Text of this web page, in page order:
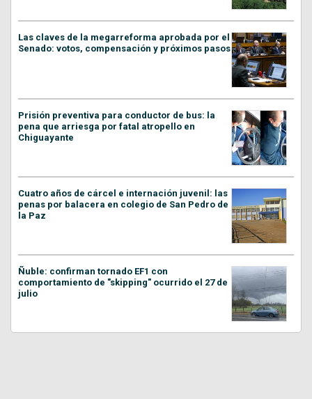
Las claves de la megarreforma aprobada por el
Senado: votos, compensación y próximos pasos
Prisión preventiva para conductor de bus: la
pena que arriesga por fatal atropello en
Chiguayante
Cuatro años de cárcel e internación juvenil: las
penas por balacera en colegio de San Pedro de
la Paz
Ñuble: confirman tornado EF1 con
comportamiento de "skipping" ocurrido el 27 de
julio